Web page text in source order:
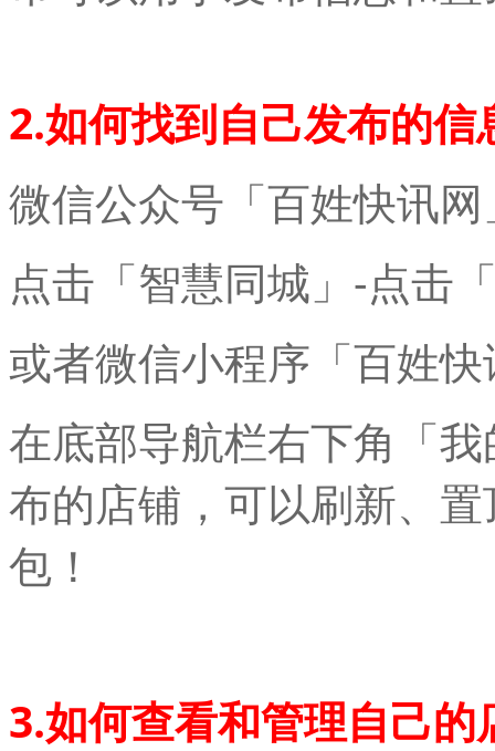
2.如何找到自己发布的信
微信公众号「百姓快讯网
点击「智慧同城」-点击
或者微信小程序「百姓
在底部导航栏右下角「
布的店铺，可以刷新、
包！
3.如何查看和管理自己的